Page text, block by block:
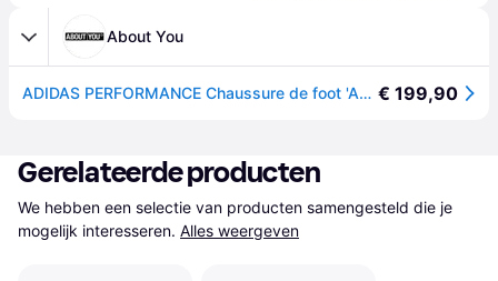
About You
ADIDAS PERFORMANCE Chaussure de foot 'Adizero RS15 Ultimate' gris foncé / noir / blanc € 199,90
Gerelateerde producten
We hebben een selectie van producten samengesteld die je
mogelijk interesseren. Alles weergeven